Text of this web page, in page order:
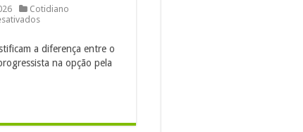
Cotidiano
em
ricos
reclamando
2
a diferença entre o
na opção pela